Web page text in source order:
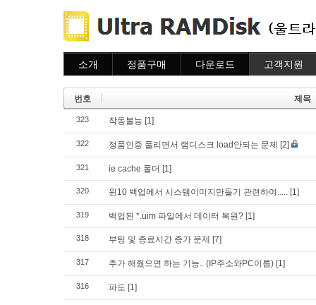
소개 정품구매
이용안내
다운로드 고객지원
자주묻는질문
질문하기
번호 제목
323 작동불능 [1]
322 정품인증 풀리면서 램디스크 load안되는 문제 [2]
321 ie cache 폴더 [1]
320 윈10 백업에서 시스템이미지만들기 관련하여..... [1]
319 백업된 *.uim 파일에서 데이터 복원? [1]
318 부팅 및 종료시간 증가 문제 [7]
317 추가 해줬으면 하는 기능.. (IP주소와PC이름) [1]
316 파도 [1]